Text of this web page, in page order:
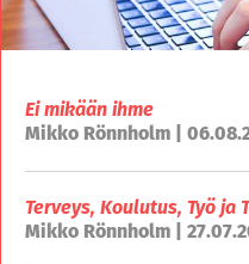
Ei mikään ihme
Mikko Rönnholm |
Terveys, Koulutus, Työ ja
Mikko Rönnholm |